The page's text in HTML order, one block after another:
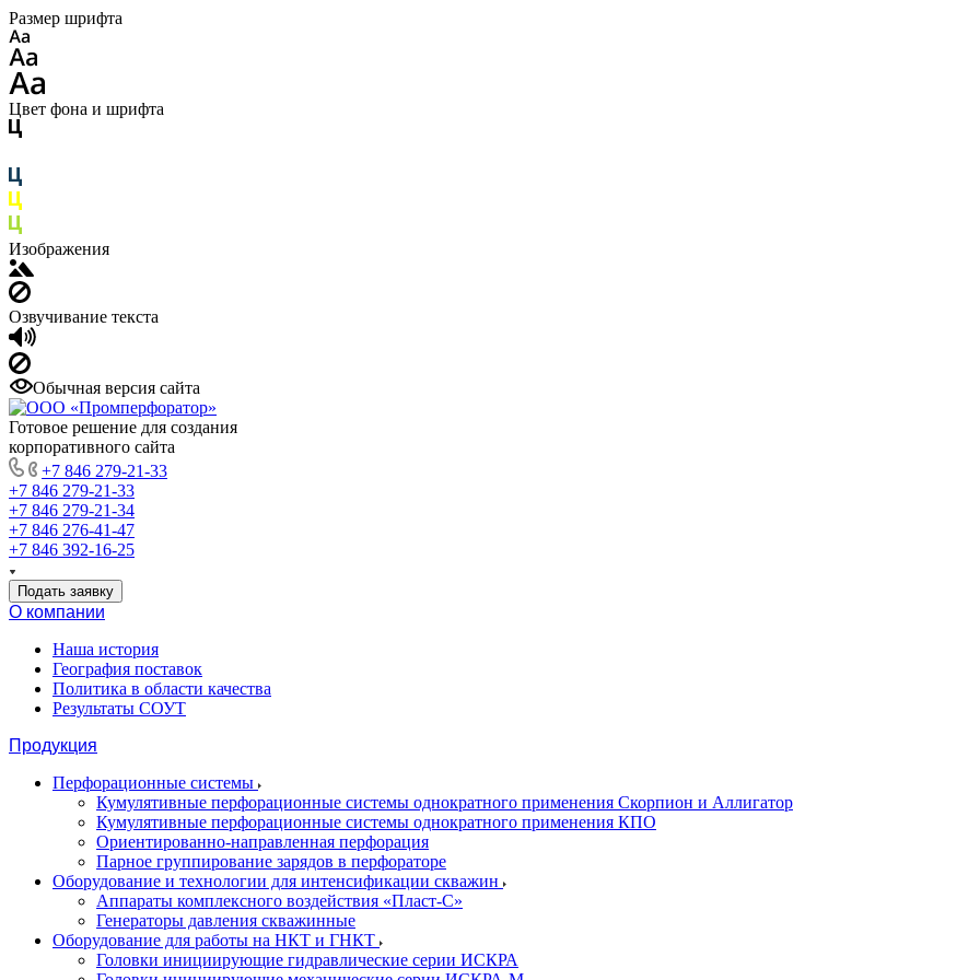
Размер шрифта
Цвет фона и шрифта
Изображения
Озвучивание текста
Обычная версия сайта
Готовое решение для создания
корпоративного сайта
+7 846 279-21-33
+7 846 279-21-33
+7 846 279-21-34
+7 846 276-41-47
+7 846 392-16-25
Подать заявку
О компании
Наша история
География поставок
Политика в области качества
Результаты СОУТ
Продукция
Перфорационные системы
Кумулятивные перфорационные системы однократного применения Скорпион и Аллигатор
Кумулятивные перфорационные системы однократного применения КПО
Ориентированно-направленная перфорация
Парное группирование зарядов в перфораторе
Оборудование и технологии для интенсификации скважин
Аппараты комплексного воздействия «Пласт-С»
Генераторы давления скважинные
Оборудование для работы на НКТ и ГНКТ
Головки инициирующие гидравлические серии ИСКРА